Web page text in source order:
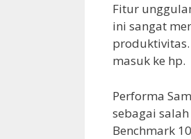
Fitur
ini sangat
produktivitas.
masuk ke hp.
Performa
sebagai
Benchmark